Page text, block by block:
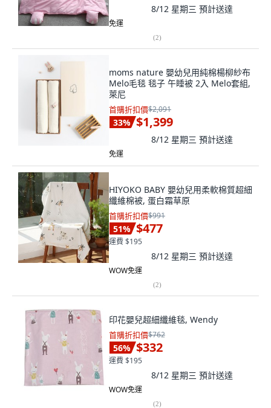
8/12 星期三 預計送達
免運
(2)
moms nature 嬰幼兒用純棉楊柳紗布
Melo毛毯 毯子 午睡被 2入 Melo套組,
萊尼
首購折扣價$2,091
33% $1,399
8/12 星期三 預計送達
免運
HIYOKO BABY 嬰幼兒用柔軟棉質超細
纖維棉被, 蛋白霜草原
首購折扣價$991
51% $477
運費 $195
8/12 星期三 預計送達
WOW免運
(2)
印花嬰兒超細纖維毯, Wendy
首購折扣價$762
56% $332
運費 $195
8/12 星期三 預計送達
WOW免運
(2)